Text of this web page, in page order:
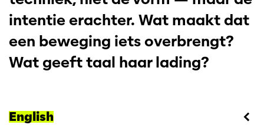
intentie erachter. Wat maakt dat
een beweging iets overbrengt?
Wat geeft taal haar lading?
English